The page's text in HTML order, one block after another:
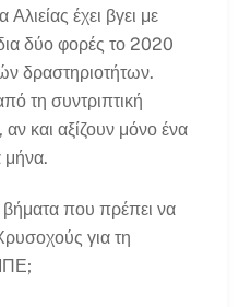
έχει βγει με
δύο φορές το 2020
δραστηριοτήτων.
τη συντριπτική
και αξίζουν μόνο ένα
μήνα.
βήματα που πρέπει να
για τη